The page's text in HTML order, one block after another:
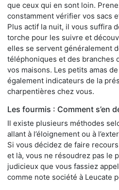
que ceux qui en sont loin.
constamment vérifier vos sacs
Plus actif la nuit, il vous suffira
torche pour les suivre et
elles se servent généralement
téléphoniques et des branches
vos maisons. Les petits amas
également indicateurs de la
charpentières chez vous.
Les fourmis : Comment s’en
Il existe plusieurs méthodes
allant à l’éloignement ou à
Si vous décidez de faire
et là, vous ne résoudrez pas le
judicieux que vous fassiez
comme note société à Leucate